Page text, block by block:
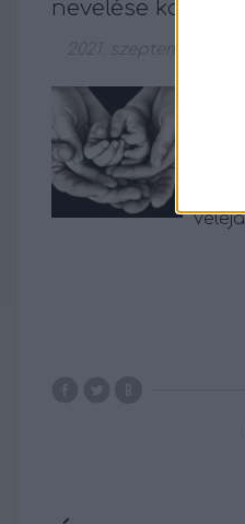
nevelése kapcsán.
2021. szeptember 24.
A